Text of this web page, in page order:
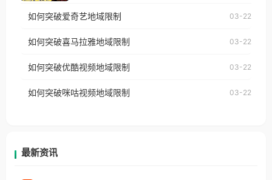
使用番茄回国加速器，即可解决「海外用户收听腾讯
台湾、美国、加拿大、澳大利亚、欧洲等国家和地区
权限制所困扰。
播放”的提示语。 海外用户如香港、澳门、台湾、美
国、加拿大、澳大利亚、欧洲等国家和地区时，网易
制问题，且仅能在中国大陆地区播放。 遇到这个问题
户收听网易云音乐地区版权限制」的问题，无论人在
如何突破爱奇艺地域限制 03-22
如何突破喜马拉雅地域限制 03-22
如何突破优酷视频地域限制 03-22
如何突破咪咕视频地域限制 03-22
最新资讯